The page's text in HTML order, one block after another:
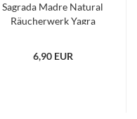
Sagrada Madre Natural
Räucherwerk Yagra
6,90 EUR